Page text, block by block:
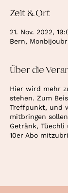
Zeit & Ort
21. Nov. 2022,
Bern,
Über die
Hier wird mehr
stehen. Zum
Treffpunkt, und
mitbringen
Getränk, Tüechli
10er Abo